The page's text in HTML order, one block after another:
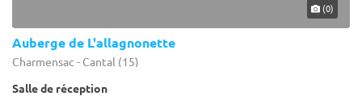
(0)
Auberge de L'allagnonette
Charmensac - Cantal (15)
Salle de réception